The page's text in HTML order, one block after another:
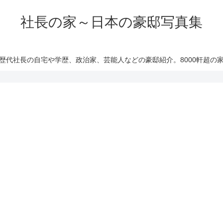
社長の家～日本の豪邸写真集
代社長の自宅や学歴、政治家、芸能人などの豪邸紹介。8000軒超の家